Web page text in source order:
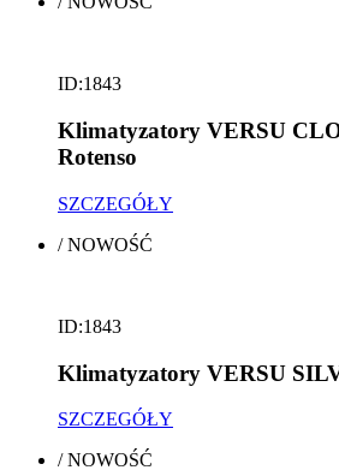
ID:1843
Klimatyzatory VERSU
Rotenso
SZCZEGÓŁY
/NOWOŚĆ
ID:1843
Klimatyzatory VERSU
SZCZEGÓŁY
/NOWOŚĆ